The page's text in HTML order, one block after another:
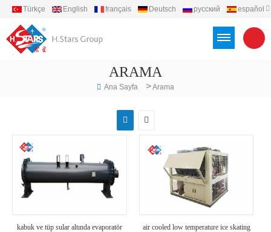
Türkçe English français Deutsch русский
español
ARAMA
Ana Sayfa >Arama
kabuk ve tüp sular altında evaporatör
air cooled low temperature ice skating